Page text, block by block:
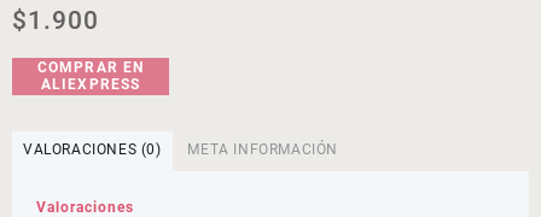
$1.900
COMPRAR EN
ALIEXPRESS
VALORACIONES (0) META INFORMACIÓN
Valoraciones